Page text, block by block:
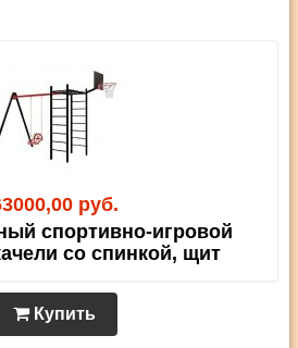
руб.
спортивно-игровой
со спинкой, щит
Купить